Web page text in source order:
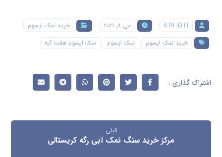
B.BEIOTI می ۸, ۲۰۲۱
خرید نمک اپسوم
خرید نمک اپسوم
نمک اپسوم نمک اپسوم هفت آبه
قبلی
مرکز خرید سنگ نمک آبی رگه کریستالی